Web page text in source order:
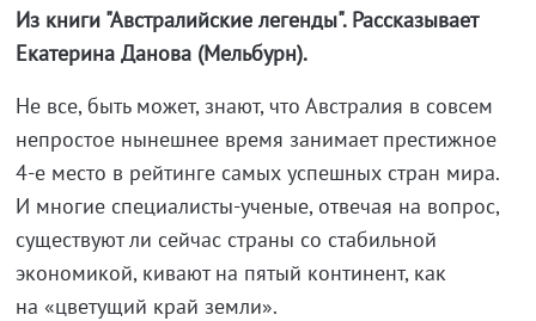
Из книги "Австралийские легенды". Рассказывает
Екатерина Данова (Мельбурн).
Не все, быть может, знают, что Австралия в совсем
непростое нынешнее время занимает престижное
4-е место в рейтинге самых успешных стран мира.
И многие специалисты-ученые, отвечая на вопрос,
существуют ли сейчас страны со стабильной
экономикой, кивают на пятый континент, как
на «цветущий край земли».